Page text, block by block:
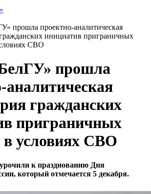
прошла проектно-аналитическая
инициатив приграничных
СВО
прошла
аналитическая
гражданских
приграничных
в условиях СВО
к празднованию Дня
который отмечается 5 декабря.